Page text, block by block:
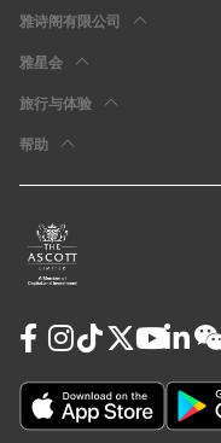
雅诗阁有限公司
雅星会
旅行与体验
帮助